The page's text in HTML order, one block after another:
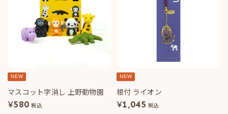
NEW
マスコット字消し 上野動物園
¥580 税込
NEW
根付 ライオン
¥1,045 税込